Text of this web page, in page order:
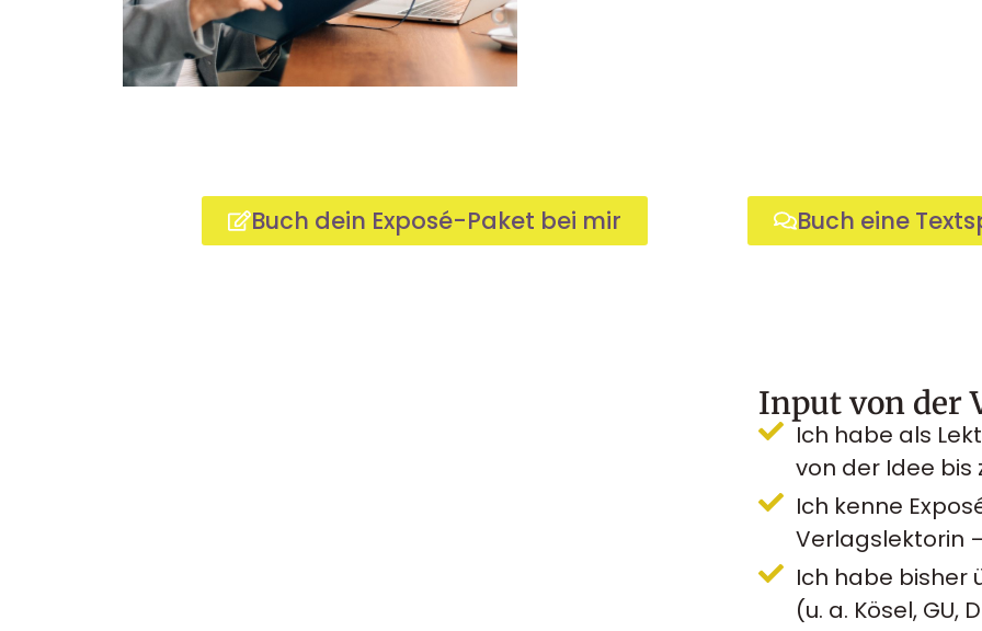
Buch dein Exposé-Paket bei mir Buch eine
Input von der
Ich habe als
von der Idee
Ich kenne
Verlagslektorin
Ich habe bisher
(u. a. Kösel, GU,